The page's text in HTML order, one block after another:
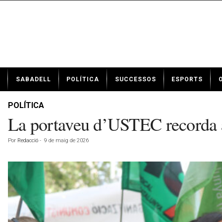
t
SABADELL POLÍTICA SUCCESSOS ESPORTS
POLÍTICA
La portaveu d’USTEC
Por Redacció - 9 de maig de 2026